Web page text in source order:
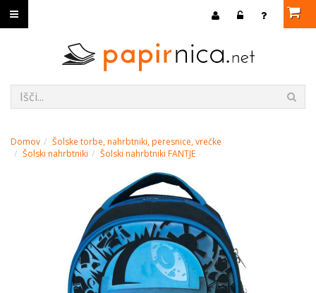
Domov
Šolske torbe, nahrbtniki, peresnice, vrečke
Šolski nahrbtniki
Šolski nahrbtniki FANTJE